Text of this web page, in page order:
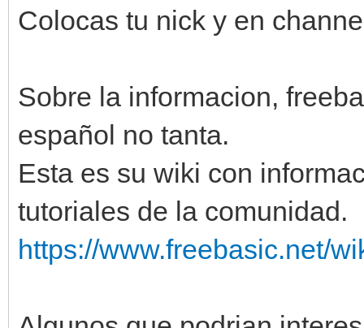
Colocas tu nick y en
Sobre la informacion,
español no tanta.
Esta es su wiki con
tutoriales de la comunidad.
https://www.freebasic.net/